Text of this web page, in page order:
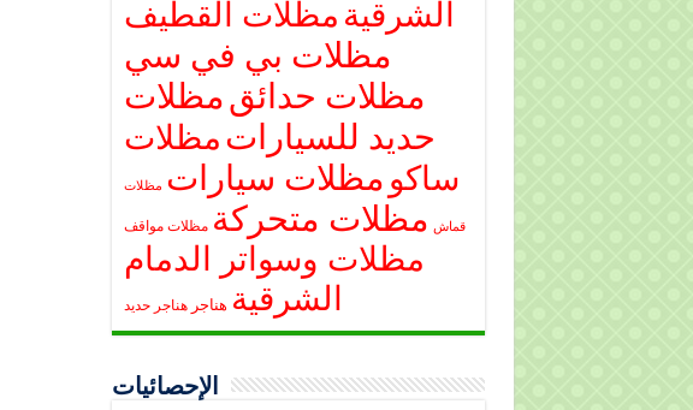
الشرقية مظلات القطيف
مظلات بي في سي
مظلات حدائقمظلات
حديد للسياراتمظلات
ساكو مظلات سيارات مظلات
قماش مظلات متحركة مظلات مواقف
مظلات وسواتر الدمام
الشرقية هناجر هناجر حديد
الإحصائيات